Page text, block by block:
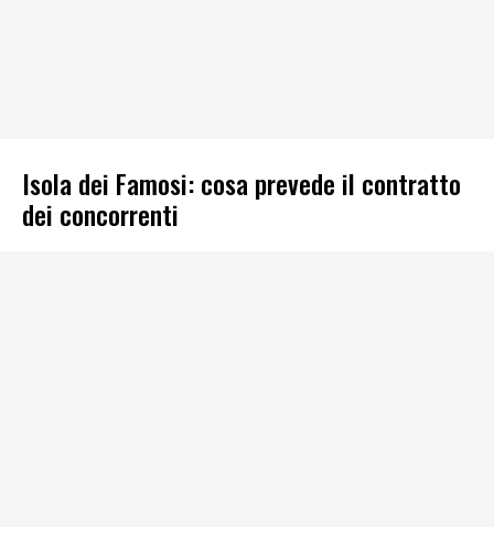
Isola dei Famosi: cosa prevede il contratto
dei concorrenti